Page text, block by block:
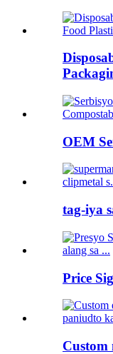
OEM
tag-iya
Price
Custom